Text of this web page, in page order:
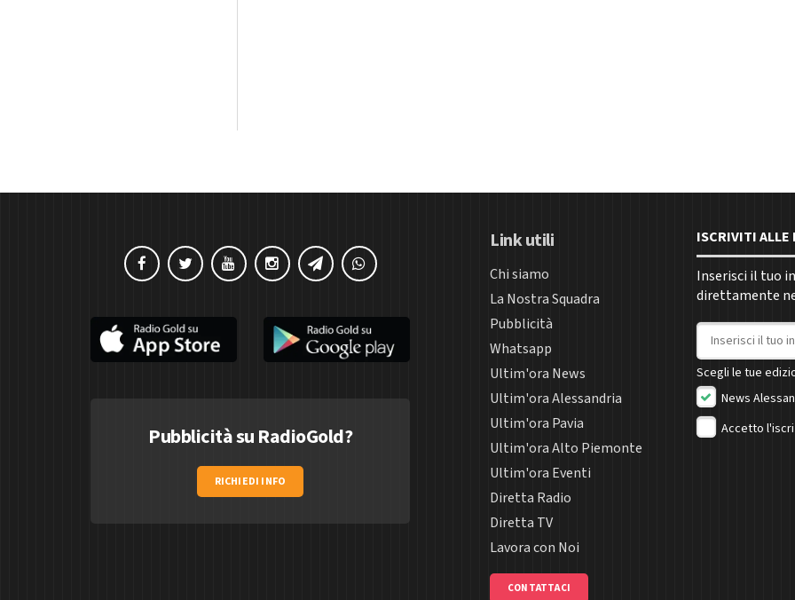
Pubblicità su RadioGold?
RICHIEDI INFO
Link utili
Chi siamo
La Nostra Squadra
Pubblicità
Whatsapp
Ultim'ora News
Ultim'ora Alessandria
Ultim'ora Pavia
Ultim'ora Alto Piemonte
Ultim'ora Eventi
Diretta Radio
Diretta TV
Lavora con Noi
CONTATTACI
ISCRIVITI ALLE
Inserisci il tuo
direttamente
Indirizzo email
Scegli le tue
News
Accetto